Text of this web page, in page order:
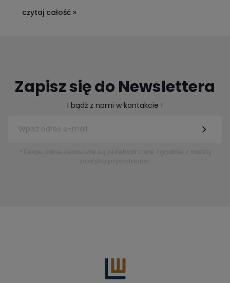
czytaj całość »
Zapisz się do Newslettera
I bądź z nami w kontakcie !